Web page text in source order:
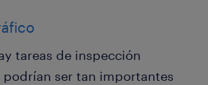
tareas de inspección
ser tan importantes